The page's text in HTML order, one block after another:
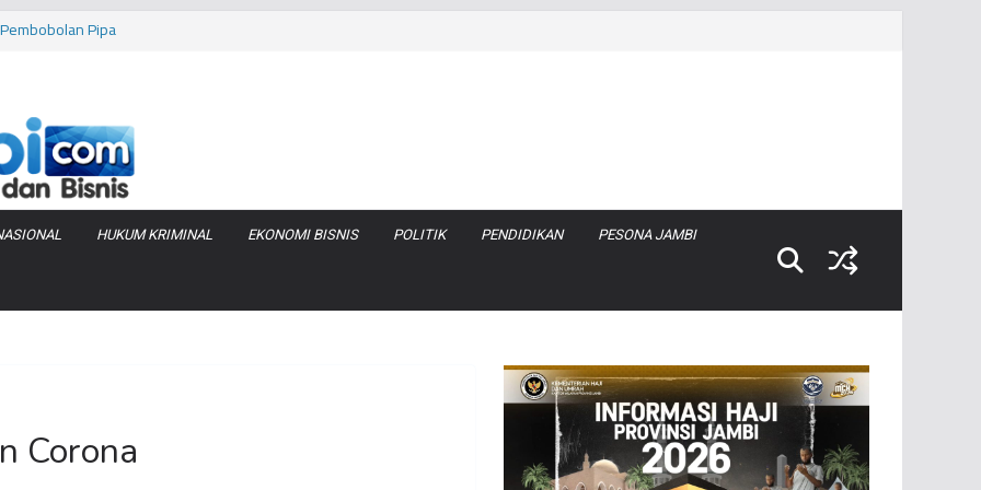
Pipa
Produksi Air
Jabung
HUKUM KRIMINAL EKONOMI BISNIS POLITIK PENDIDIKAN PESONA JAMBI
Corona